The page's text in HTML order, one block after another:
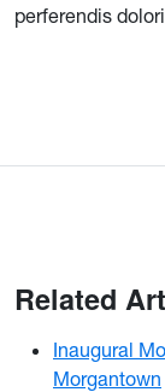
perferendis
Related
Inaugural
Morgantown